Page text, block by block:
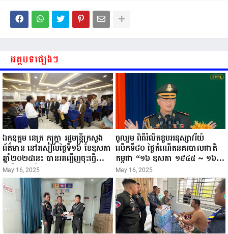
អត្ថបទផ្សេងៗ
ឯកឧត្តម នេត្រ ភក្ត្រា រដ្ឋមន្ត្រីក្រសួង
ព័ត៌មាន នៅរសៀលថ្ងៃទី១៦ ខែឧសភា
ឆ្នាំ២០២៥នេះ បានអញ្ជើញចុះធ្វើ
ជំរឿនថ្នាក់ដឹកនាំមន្ត្រីរាជការស៉ីវិល នៃ
ក្រសួងព័ត៌មាន...
May 16, 2025
ចូលរួម ពិធីរំលឹកខួបអនុស្សាវរីយ៍
លើកទី៨០ ថ្ងៃកំណើតនគរបាលជាតិ
កម្ពុជា “១៦ ឧសភា ១៩៤៥ ~ ១៦
ឧសភា ២០២៥”...
May 16, 2025